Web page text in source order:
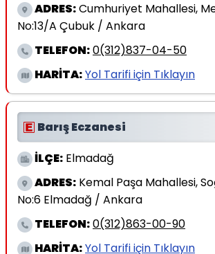
ADRES:Cumhuriyet Mahallesi,
No:13/A Çubuk / Ankara
TELEFON:0(312)837-04-50
HARİTA:Yol Tarifi için Tıklayın
Barış Eczanesi
İLÇE: Elmadağ
ADRES: Kemal Paşa Mahallesi,
No:6 Elmadağ / Ankara
TELEFON:0(312)863-00-90
HARİTA:Yol Tarifi için Tıklayın